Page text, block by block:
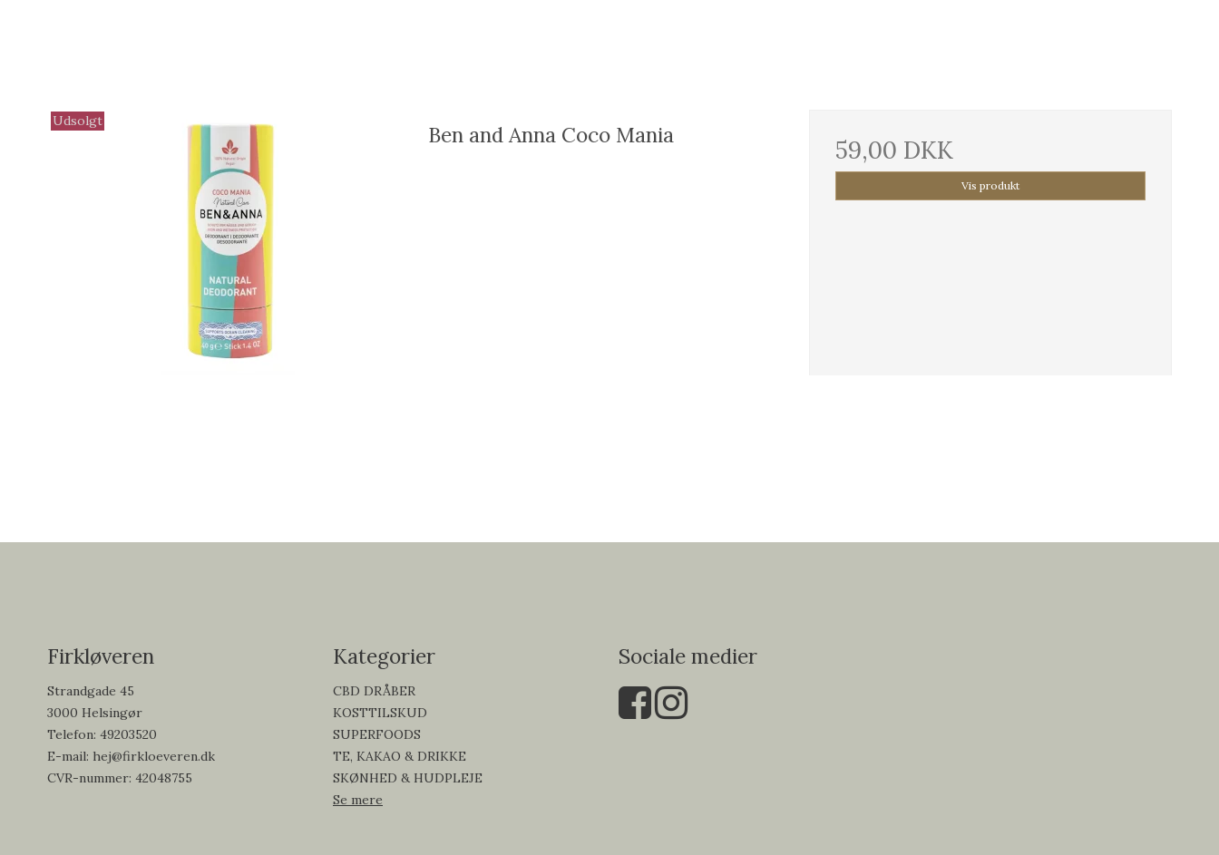
Udsolgt
Ben and Anna Coco Mania
59,00 DKK
Vis produkt
Firkløveren
Strandgade 45
3000 Helsingør
Telefon: 49203520
E-mail: hej@firkloeveren.dk
CVR-nummer: 42048755
Kategorier
CBD DRÅBER
KOSTTILSKUD
SUPERFOODS
TE, KAKAO & DRIKKE
SKØNHED & HUDPLEJE
Se mere
Sociale medier